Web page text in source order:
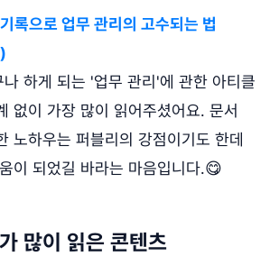
록으로 업무 관리의 고수되는 법
하게 되는 '업무 관리'에 관한 아티클
없이 가장 많이 읽어주셨어요. 문서
노하우는 퍼블리의 강점이기도 한데
이 되었길 바라는 마음입니다.😋
많이 읽은 콘텐츠